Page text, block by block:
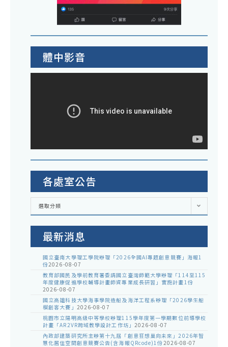
體中影音
各處室公告
各
室
選取分類
最新消息
國立臺南大學理工學院辦理「2026全國AI專題創意競賽」海報1
份2026-08-07
教育部國民及學前教育署委請國立臺灣師範大學辦理「114至115
年度健康促進學校輔導計畫師資專業成長研習」實施計畫1份
2026-08-07
國立高雄科技大學海事學院造船及海洋工程系辦理「2026學生船
模創客大賽」 2026-08-07
桃園市立陽明高級中等學校辦理115學年度第一學期數位前導學校
計畫「AR2VR跨域教學設計工作坊」 2026-08-07
內政部建築研究所主辦第十九屆「創意狂想巢向未來」2026年智
慧化居住空間創意競賽公告(含海報QRcode)1份2026-08-07